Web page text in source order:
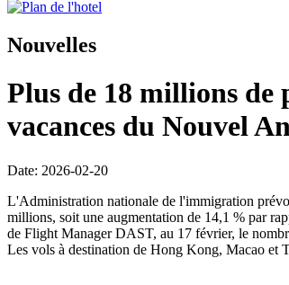
Nouvelles
Plus de 18 millions de
vacances du Nouvel
Date: 2026-02-20
L'Administration nationale de l'immigration
millions, soit une augmentation de 14,1 % par
de Flight Manager DAST, au 17 février, le
Les vols à destination de Hong Kong, Macao et